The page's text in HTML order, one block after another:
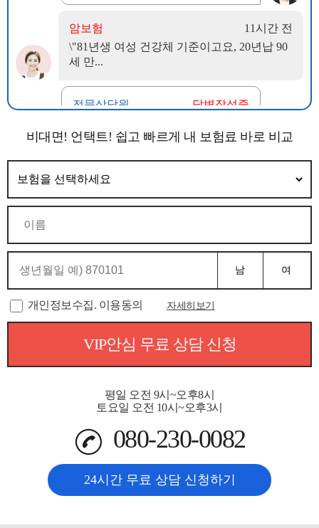
비대면! 언택트! 쉽고 빠르게 내 보험료 바로 비교
남 여
개인정보수집. 이용동의 자세히보기
VIP안심 무료 상담 신청
평일 오전 9시~오후8시
토요일 오전 10시~오후3시
080-230-0082
24시간 무료 상담 신청하기